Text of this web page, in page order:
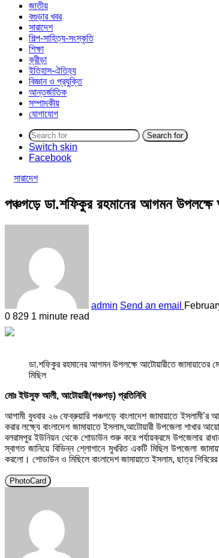
জাতীয়
বগুড়ার খবর
সারাদেশ
শিল্প-সাহিত্য-সংস্কৃতি
শিক্ষা
ক্রীড়া
ইতিহাস-ঐতিহ্য
বিজ্ঞান ও প্রযুক্তি
আন্তর্জাতিক
সম্পাদকীয়
যোগাযোগ
Search for
Switch skin
Facebook
সারাদেশ
পঞ্চগড়ে ডা.শফিকুর রহমানের আগমন উপলক্ষে
admin Send an email
0 829 1 minute read
ডা.শফিকুর রহমানের আগমন উপলক্ষে আটোয়ারীতে জামায়াতের
মিছিল
মোঃ ইউসুফ আলী, আটোয়ারী(পঞ্চগড়) প্রতিনিধি
আগামী বুধবার ২৬ ফেব্রুয়ারি পঞ্চগড়ে বাংলাদেশ জামায়াতে
করার লক্ষ্যে বাংলাদেশ জামায়াতে ইসলাম,আটোয়ারী উপজেলা
বলরামপুর ইউনিয়ন থেকে শোডাউন শুরু করে পর্যায়ক্রমে উপজেলার
স্বাগত জানিয়ে বিভিন্ন শ্লোগানে মুখরিত একটি মিছিল উপজেলা
করলো। শোডাউন ও মিছিলে বাংলাদেশ জামায়াতে ইসলাম, ছাত্র
PhotoCard